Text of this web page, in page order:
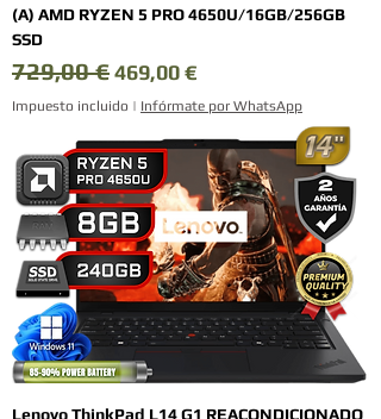
(A) AMD RYZEN 5 PRO 4650U/16GB/256GB
SSD
Precio
729,00 €Precio de oferta
469,00 €
Impuesto incluido | Infórmate por WhatsApp
Lenovo ThinkPad L14 G1 REACONDICIONADO